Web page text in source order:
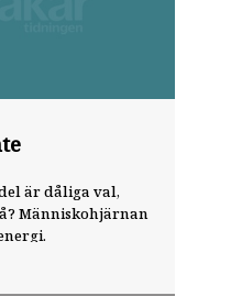
är dåliga val,
Människohjärnan